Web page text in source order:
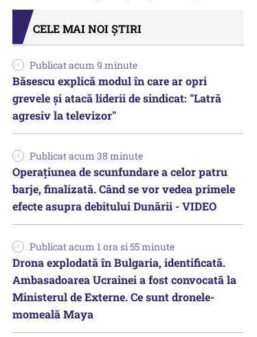
CELE MAI NOI ȘTIRI
Publicat acum 9 minute
Băsescu explică modul în care ar opri
grevele și atacă liderii de sindicat: "Latră
agresiv la televizor"
Publicat acum 38 minute
Operațiunea de scunfundare a celor patru
barje, finalizată. Când se vor vedea primele
efecte asupra debitului Dunării - VIDEO
Publicat acum 1 ora si 55 minute
Drona explodată în Bulgaria, identificată.
Ambasadoarea Ucrainei a fost convocată la
Ministerul de Externe. Ce sunt dronele-
momeală Maya